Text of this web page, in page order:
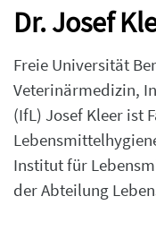
Dr. Josef
Freie Universität
Veterinärmedizin,
(IfL) Josef Kleer ist
Institut für
der Abteilung